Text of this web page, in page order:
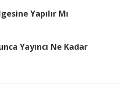
Yapılır Mı
Yayıncı Ne Kadar